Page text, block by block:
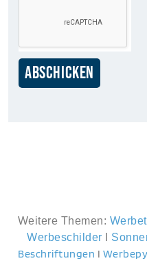
ABSCHICKEN
Weitere Themen:
Werbeschilder
Beschriftungen I